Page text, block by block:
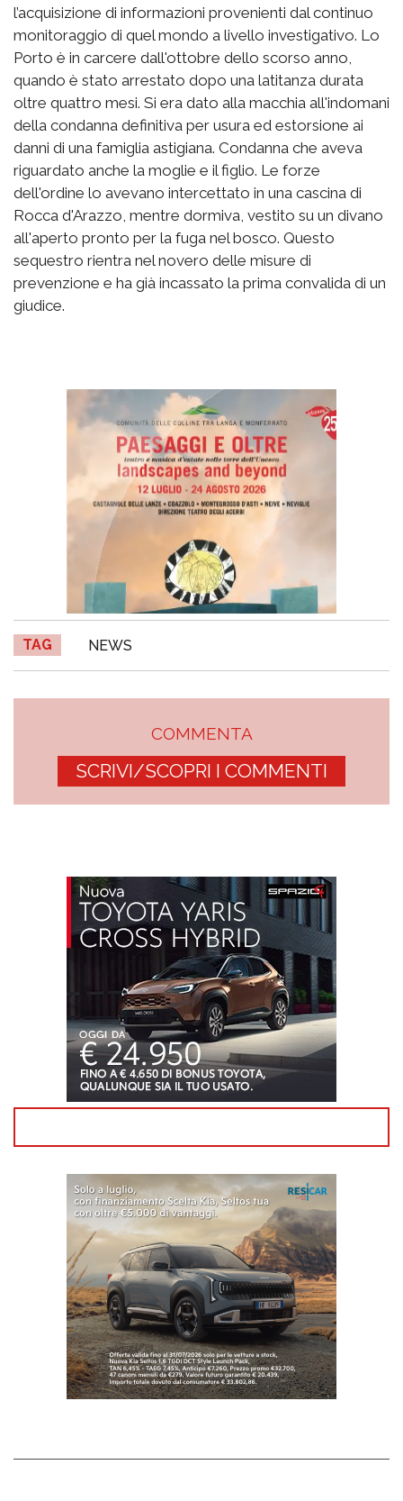
l’acquisizione di informazioni provenienti dal continuo
monitoraggio di quel mondo a livello investigativo. Lo
Porto è in carcere dall'ottobre dello scorso anno,
quando è stato arrestato dopo una latitanza durata
oltre quattro mesi. Si era dato alla macchia all'indomani
della condanna definitiva per usura ed estorsione ai
danni di una famiglia astigiana. Condanna che aveva
riguardato anche la moglie e il figlio. Le forze
dell'ordine lo avevano intercettato in una cascina di
Rocca d'Arazzo, mentre dormiva, vestito su un divano
all'aperto pronto per la fuga nel bosco. Questo
sequestro rientra nel novero delle misure di
prevenzione e ha già incassato la prima convalida di un
giudice.
TAG NEWS
COMMENTA
SCRIVI/SCOPRI I COMMENTI